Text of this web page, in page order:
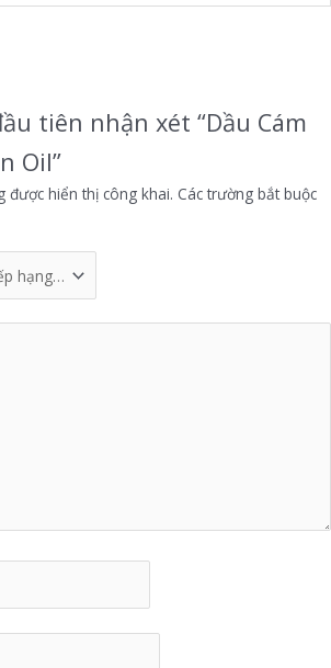
tiên nhận xét “Dầu Cám
Oil”
được hiển thị công khai. Các trường bắt buộc